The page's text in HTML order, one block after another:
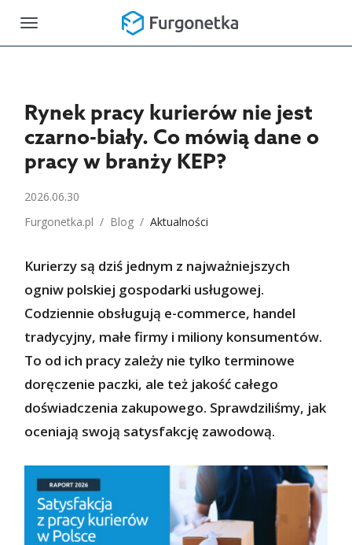
Toggle
Rynek pracy kurierów nie jest
czarno-biały. Co mówią dane o
pracy w branży KEP?
2026.06.30
Furgonetka.pl / Blog /Aktualności
Kurierzy są dziś jednym z najważniejszych
ogniw polskiej gospodarki usługowej.
Codziennie obsługują e-commerce, handel
tradycyjny, małe firmy i miliony konsumentów.
To od ich pracy zależy nie tylko terminowe
doręczenie paczki, ale też jakość całego
doświadczenia zakupowego. Sprawdziliśmy, jak
oceniają swoją satysfakcję zawodową.